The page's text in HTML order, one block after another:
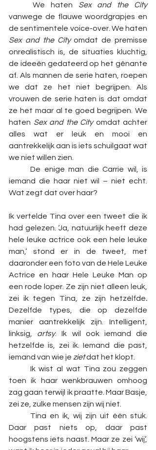
	We haten
Sex and the City
vanwege de flauwe woordgrapjes en
Sex and the City omdat de premisse
onrealistisch is, de situaties kluchtig,
de ideeën gedateerd op het gênante
af. Als mannen de serie haten, roepen
we dat ze het niet begrijpen. Als
vrouwen de serie haten is dat omdat
ze het maar al te goed begrijpen. We
haten Sex and the City omdat achter
alles wat er leuk en mooi en
aantrekkelijk aan is iets schuilgaat wat
we niet willen zien.
	De enige man die Carrie wil, is
iemand die haar niet wil – niet echt.
Wat zegt dat over haar?
Ik vertelde Tina over een tweet die ik
had gelezen. ‘Ja, natuurlijk heeft deze
hele leuke actrice ook een hele leuke
man,’ stond er in de tweet, met
daaronder een foto van de Hele Leuke
Actrice en haar Hele Leuke Man op
een rode loper. Ze zijn niet alleen leuk,
zei ik tegen Tina, ze zijn hetzélfde
Dezelfde types, die op dezelfde
manier aantrekkelijk zijn. Intelligent,
linksig, artsy. Ik wil ook iemand die
hetzelfde is, zei ik. Iemand die past,
iemand van wie je ziet dat het klopt.
toen ik haar wenkbrauwen omhoog
zag gaan terwijl ik praatte. Maar Basje,
zei ze, zulke mensen zijn wij niet.
Daar past niets op, daar past
hoogstens iets naast. Maar ze zei ‘wij’,